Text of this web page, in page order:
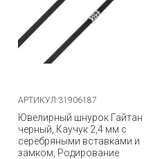
АРТИКУЛ 31906187
Ювелирный шнурок Гайтан
черный, Каучук 2,4 мм с
серебряными вставками и
замком, Родирование